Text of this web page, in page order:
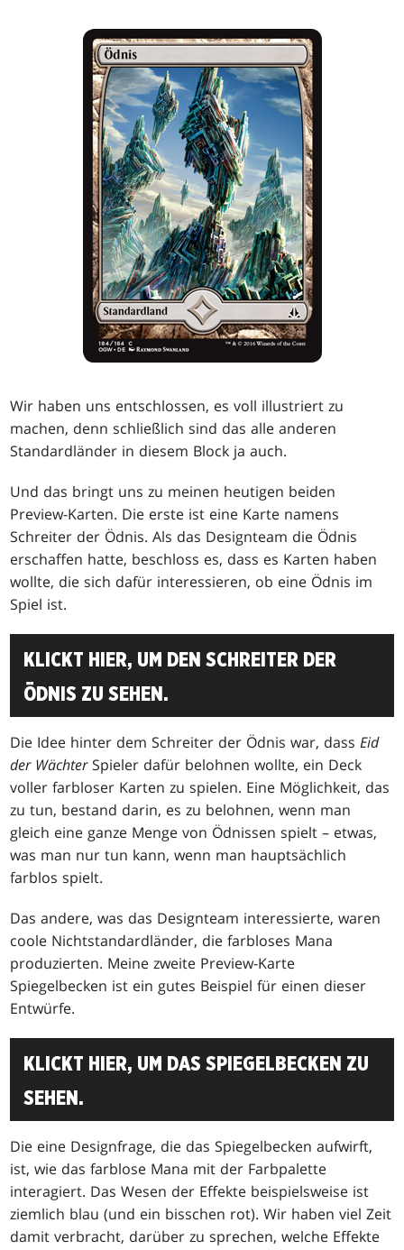
Wir haben uns entschlossen, es voll illustriert zu
machen, denn schließlich sind das alle anderen
Standardländer in diesem Block ja auch.
Und das bringt uns zu meinen heutigen beiden
Preview-Karten. Die erste ist eine Karte namens
Schreiter der Ödnis. Als das Designteam die Ödnis
erschaffen hatte, beschloss es, dass es Karten haben
wollte, die sich dafür interessieren, ob eine Ödnis im
Spiel ist.
KLICKT HIER, UM DEN SCHREITER DER
ÖDNIS ZU SEHEN.
Die Idee hinter dem Schreiter der Ödnis war, dassEid
der WächterSpieler dafür belohnen wollte, ein Deck
voller farbloser Karten zu spielen. Eine Möglichkeit, das
zu tun, bestand darin, es zu belohnen, wenn man
gleich eine ganze Menge von Ödnissen spielt – etwas,
was man nur tun kann, wenn man hauptsächlich
farblos spielt.
Das andere, was das Designteam interessierte, waren
coole Nichtstandardländer, die farbloses Mana
produzierten. Meine zweite Preview-Karte
Spiegelbecken ist ein gutes Beispiel für einen dieser
Entwürfe.
KLICKT HIER, UM DAS SPIEGELBECKEN ZU
SEHEN.
Die eine Designfrage, die das Spiegelbecken aufwirft,
ist, wie das farblose Mana mit der Farbpalette
interagiert. Das Wesen der Effekte beispielsweise ist
ziemlich blau (und ein bisschen rot). Wir haben viel Zeit
damit verbracht, darüber zu sprechen, welche Effekte